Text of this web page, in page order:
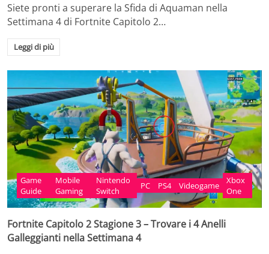
Siete pronti a superare la Sfida di Aquaman nella
Settimana 4 di Fortnite Capitolo 2…
Leggi di più
Game
Guide
Mobile
Gaming
Nintendo
Switch
PC PS4 Videogame
Xbox
One
Fortnite Capitolo 2 Stagione 3 – Trovare i 4 Anelli
Galleggianti nella Settimana 4